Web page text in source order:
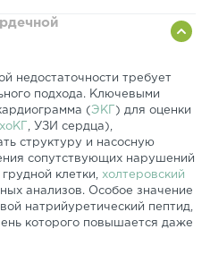
недостаточности требует
подхода. Ключевыми
(ЭКГ ) для оценки
, УЗИ сердца),
структуру и насосную
сопутствующих нарушений
клетки, холтеровский
анализов. Особое значение
натрийуретический пептид,
которого повышается даже